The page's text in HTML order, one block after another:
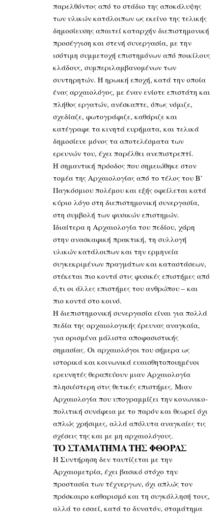
παρελθόντος από το στάδιο της αποκάλυψης
των υλικών κατάλοιπων ως εκείνο της τελικής
δημοσίευσης απαιτεί καταρχήν διεπιστημονική
προσέγγιση και στενή συνεργασία, με την
ισότιμη συμμετοχή επιστημόνων από ποικίλους
κλάδους, συμπεριλαμβανομένων των
συντηρητών. H ηρωική εποχή, κατά την οποία
ένας αρχαιολόγος, με έναν ενίοτε επιστάτη και
πλήθος εργατών, ανέσκαπτε, όπως νόμιζε,
σχεδίαζε, φωτογράφιζε, καθάριζε και
κατέγραφε τα κινητά ευρήματα, και τελικά
δημοσίευε μόνος τα αποτελέσματα των
ερευνών του, έχει παρέλθει ανεπιστρεπτί.
H σημαντική πρόοδος που σημειώθηκε στον
τομέα της Αρχαιολογίας από το τέλος του Β’
Παγκόσμιου πολέμου και εξής οφείλεται κατά
κύριο λόγο στη διεπιστημονική συνεργασία,
στη συμβολή των φυσικών επιστημών.
Iδιαίτερα η Αρχαιολογία του πεδίου, χάρη
στην ανασκαφική πρακτική, τη συλλογή
υλικών κατάλοιπων και την ερμηνεία
συγκεκριμένων πραγμάτων και καταστάσεων,
στέκεται πιο κοντά στις φυσικές επιστήμες από
ό,τι οι άλλες επιστήμες του ανθρώπου – και
πιο κοντά στο κοινό.
Η διεπιστημονική συνεργασία είναι για πολλά
πεδία της αρχαιολογικής έρευνας αναγκαία,
για ορισμένα μάλιστα αποφασιστικής
σημασίας. Οι αρχαιολόγοι του σήμερα ως
ιστορικά και κοινωνικά ευαισθητοποιημένοι
ερευνητές θεραπεύουν μιαν Αρχαιολογία
πλησιέστερη στις θετικές επιστήμες. Μιαν
Αρχαιολογία που υπογραμμίζει την κονωνικο-
πολιτική συνάφεια με το παρόν και θεωρεί όχι
απλώς χρήσιμες, αλλά απόλυτα αναγκαίες τις
σχέσεις της και με μη αρχαιολόγους.
ΤΟ ΣΤΑΜΑΤΗΜΑ ΤΗΣ ΦΘΟΡΑΣ
Η Συντήρηση δεν ταυτίζεται με την
Αρχαιομετρία, έχει βασικό στόχο την
προστασία των τέχνεργων, όχι απλώς τον
πρόσκαιρο καθαρισμό και τη συγκόλλησή τους,
αλλά το εσαεί, κατά το δυνατόν, σταμάτημα